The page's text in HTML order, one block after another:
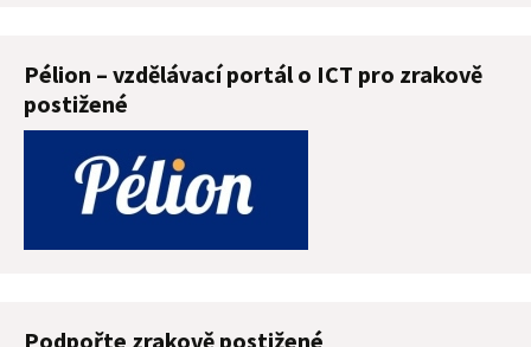
Pélion – vzdělávací portál o ICT pro zrakově
postižené
Podpořte zrakově postižené